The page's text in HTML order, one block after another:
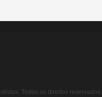
Todos os direitos reservados.